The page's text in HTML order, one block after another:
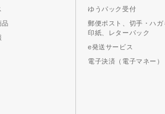
品
ゆうパック受付
郵便ポスト、切手・ハガ
印紙、レターパック
e発送サービス
電子決済（電子マネー）